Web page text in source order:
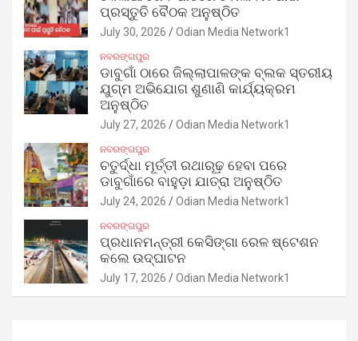
ପ୍ରସ୍ତୁତି ବୈଠକ ଅନୁଷ୍ଠିତ
July 30, 2026 Odian Media Network1
ନବରଙ୍ଗପୁର
ଡାବୁଗାଁ ଠାରେ ଜିଲ୍ଲାପାଳଙ୍କ ବ୍ଲକ ସ୍ତରୀୟ
ଯୁଗ୍ମ ଅଭିଯୋଗ ଶୁଣାଣି କାର୍ଯ୍ୟକ୍ରମ
ଅନୁଷ୍ଠିତ
July 27, 2026 Odian Media Network1
ନବରଙ୍ଗପୁର
ଚତୁର୍ଦ୍ଧା ମୂର୍ତ୍ତୀ ରଥାରୂଢ଼ ହେବା ପରେ
ଡାବୁଗାଁରେ ବାହୁଡ଼ା ଯାତ୍ରା ଅନୁଷ୍ଠିତ
July 24, 2026 Odian Media Network1
ନବରଙ୍ଗପୁର
ପ୍ରଧାନମନ୍ତ୍ରୀ କେସିଙ୍ଗା ରେଳ ଷ୍ଟେଶନ
କଲେ ଉଦ୍‌ଘାଟନ
July 17, 2026 Odian Media Network1